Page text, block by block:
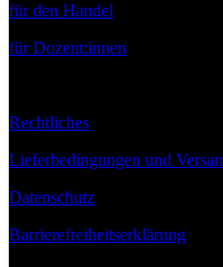
für den Handel
für Dozent:innen
Rechtliches
Lieferbedingungen und
Datenschutz
Barrierefreiheitserklärung